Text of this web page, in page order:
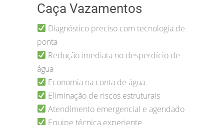
Caça Vazamentos
Diagnóstico preciso com tecnologia de
ponta
Redução imediata no desperdício de
água
Economia na conta de água
Eliminação de riscos estruturais
Atendimento emergencial e agendado
Equipe técnica experiente